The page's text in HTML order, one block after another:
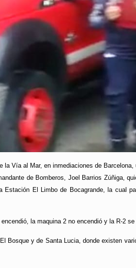
Vía al Mar, en inmediaciones de
de Bomberos, Joel Barrios Zúñiga,
El Limbo de Bocagrande, la cual
la maquina 2 no encendió y la R-2
Bosque y de Santa Lucia, donde existen